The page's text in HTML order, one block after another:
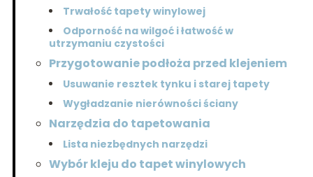
Trwałość tapety winylowej
Odporność na wilgoć i łatwość w
utrzymaniu czystości
Przygotowanie podłoża przed klejeniem
Usuwanie resztek tynku i starej tapety
Wygładzanie nierówności ściany
Narzędzia do tapetowania
Lista niezbędnych narzędzi
Wybór kleju do tapet winylowych